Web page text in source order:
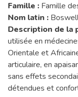
Famille : Famille
Nom latin :
Description de la
utilisée en
Orientale et
articulaire, en
sans effets
détendues et